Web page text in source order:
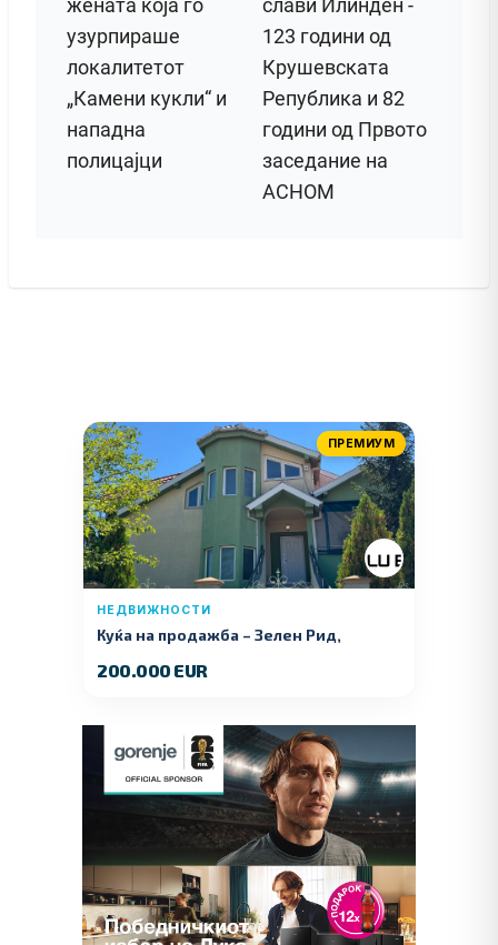
жената која го
узурпираше
локалитетот
„Камени кукли“ и
нападна
полицајци
слави Илинден -
123 години од
Крушевската
Република и 82
години од Првото
заседание на
АСНОМ
ПРЕМИУМ
НЕДВИЖНОСТИ
Куќа на продажба – Зелeн Рид,
200.000 EUR